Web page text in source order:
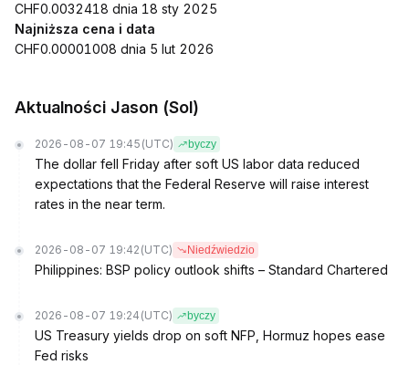
CHF0.0032418 dnia 18 sty 2025
Najniższa cena i data
CHF0.00001008 dnia 5 lut 2026
Aktualności Jason (Sol)
2026-08-07 19:45 (UTC) byczy
The dollar fell Friday after soft US labor data reduced
expectations that the Federal Reserve will raise interest
rates in the near term.
2026-08-07 19:42 (UTC) Niedźwiedzio
Philippines: BSP policy outlook shifts – Standard Chartered
2026-08-07 19:24 (UTC) byczy
US Treasury yields drop on soft NFP, Hormuz hopes ease
Fed risks